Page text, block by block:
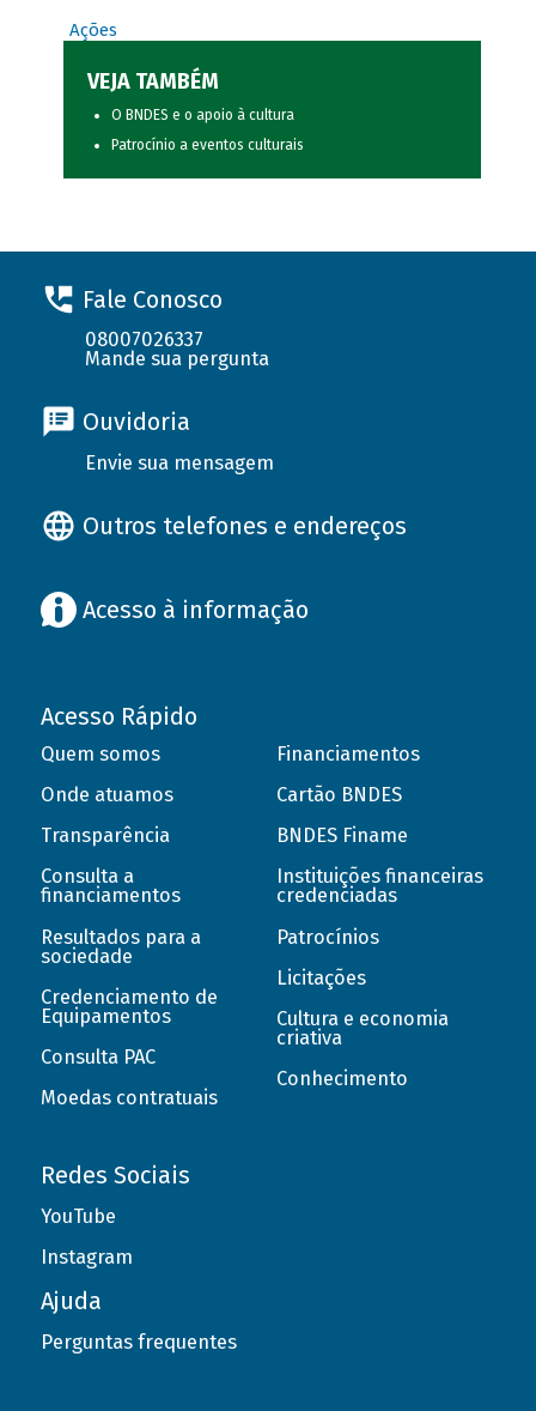
Ações
VEJA TAMBÉM
O BNDES e o apoio à cultura
Patrocínio a eventos culturais
Fale Conosco
08007026337
Mande sua pergunta
Ouvidoria
Envie sua mensagem
Outros telefones e endereços
Acesso à informação
Acesso Rápido
Quem somos
Onde atuamos
Transparência
Consulta a
financiamentos
Resultados para a
sociedade
Credenciamento de
Equipamentos
Consulta PAC
Moedas contratuais
Financiamentos
Cartão BNDES
BNDES Finame
Instituições financeiras
credenciadas
Patrocínios
Licitações
Cultura e economia
criativa
Conhecimento
Redes Sociais
YouTube
Instagram
Ajuda
Perguntas frequentes